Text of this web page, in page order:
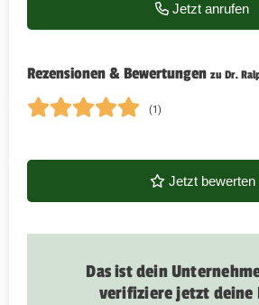
Jetzt anrufen
Rezensionen & Bewertungen zu Dr.
(1)
Jetzt bewerten
Das ist dein
verifiziere jetzt deine